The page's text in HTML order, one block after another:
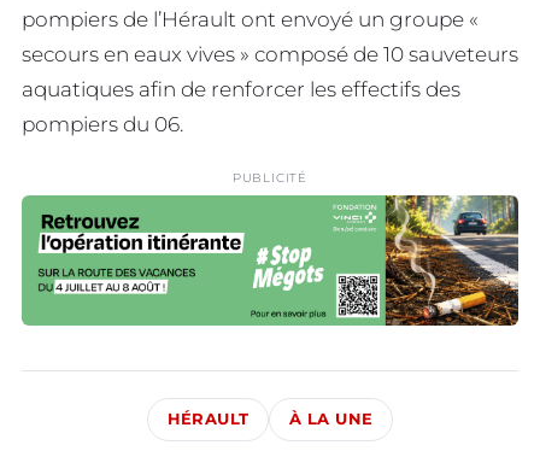
pompiers de l’Hérault ont envoyé un groupe «
secours en eaux vives » composé de 10 sauveteurs
aquatiques afin de renforcer les effectifs des
pompiers du 06.
PUBLICITÉ
HÉRAULT À LA UNE